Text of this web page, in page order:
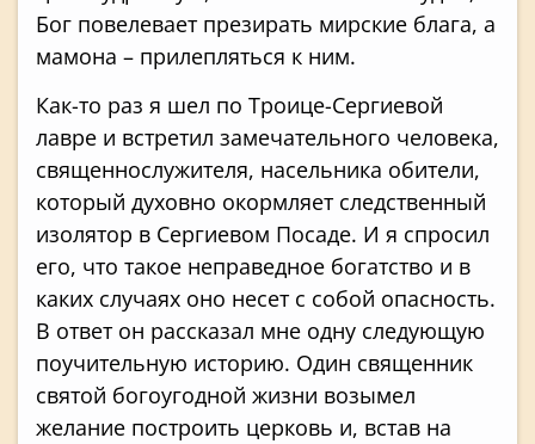
Бог повелевает презирать мирские блага, а
мамона – прилепляться к ним.
Как-то раз я шел по Троице-Сергиевой
лавре и встретил замечательного человека,
священнослужителя, насельника обители,
который духовно окормляет следственный
изолятор в Сергиевом Посаде. И я спросил
его, что такое неправедное богатство и в
каких случаях оно несет с собой опасность.
В ответ он рассказал мне одну следующую
поучительную историю. Один священник
святой богоугодной жизни возымел
желание построить церковь и, встав на